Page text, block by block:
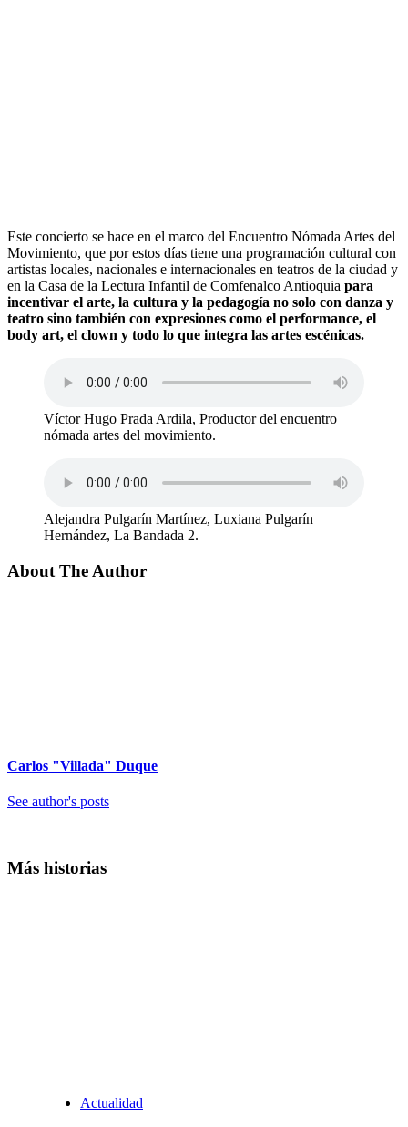
Este concierto se hace en el marco del Encuentro Nómada Artes del
Movimiento, que por estos días tiene una programación cultural con
artistas locales, nacionales e internacionales en teatros de la ciudad y
en la Casa de la Lectura Infantil de Comfenalco Antioquia para
incentivar el arte, la cultura y la pedagogía no solo con danza y
teatro sino también con expresiones como el performance, el
body art, el clown y todo lo que integra las artes escénicas.
Víctor Hugo Prada Ardila, Productor del encuentro
nómada artes del movimiento.
Alejandra Pulgarín Martínez, Luxiana Pulgarín
Hernández, La Bandada 2.
About The Author
Carlos "Villada" Duque
See author's posts
Más historias
Actualidad